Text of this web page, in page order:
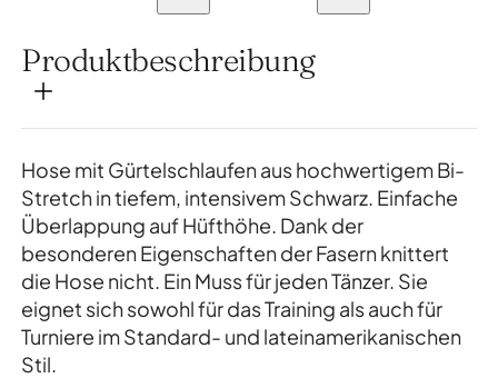
Produktbeschreibung
Hose mit Gürtelschlaufen aus hochwertigem Bi-
Stretch in tiefem, intensivem Schwarz. Einfache
Überlappung auf Hüfthöhe. Dank der
besonderen Eigenschaften der Fasern knittert
die Hose nicht. Ein Muss für jeden Tänzer. Sie
eignet sich sowohl für das Training als auch für
Turniere im Standard- und lateinamerikanischen
Stil.